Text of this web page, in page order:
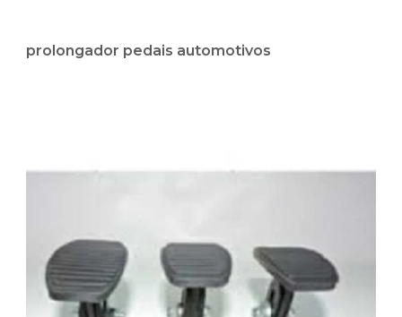
prolongador pedais automotivos